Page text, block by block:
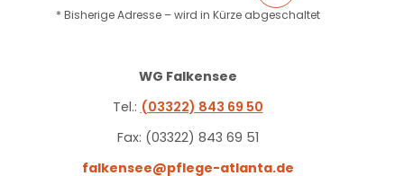
* Bisherige Adresse – wird in Kürze abgeschaltet
WG Falkensee
Tel.: (03322) 843 69 50
Fax: (03322) 843 69 51
falkensee@pflege-atlanta.de